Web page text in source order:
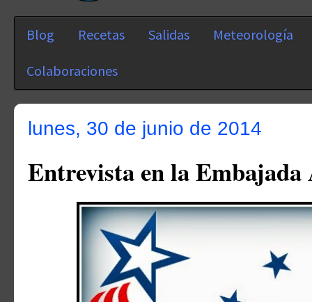
Blog Recetas Salidas Meteorología
Colaboraciones
lunes, 30 de junio de 2014
Entrevista en la